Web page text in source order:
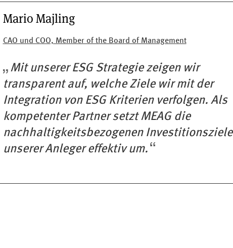
Mario Majling
CAO und COO, Member of the Board of Management
Mit unserer ESG Strategie zeigen wir
transparent auf, welche Ziele wir mit der
Integration von ESG Kriterien verfolgen. Als
kompetenter Partner setzt MEAG die
nachhaltigkeitsbezogenen Investitionsziele
unserer Anleger effektiv um.